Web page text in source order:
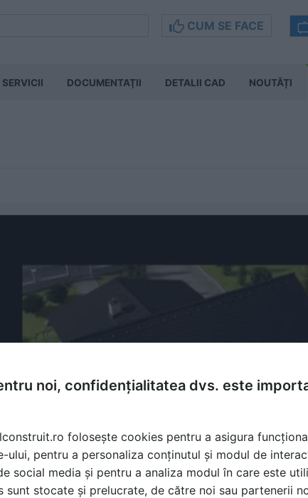
CUM SE FACE
SERVICII DOCUMENTAŢII DETALII CAD NOUTĂȚI
noi, confidențialitatea dvs. este
folosește cookies pentru a asigura
ului, pentru a personaliza conținutul și modul de
social media și pentru a analiza modul în care este
sunt stocate și prelucrate, de către noi sau partenerii